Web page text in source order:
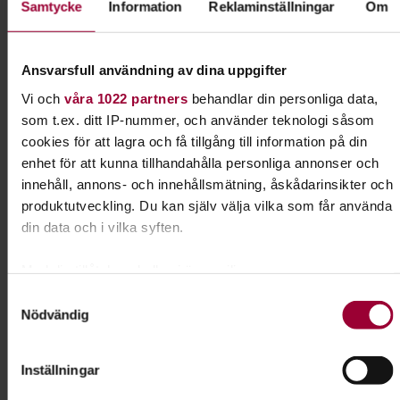
Samtycke Information Reklaminställningar Om
Ansvarsfull användning av dina uppgifter
Vi och våra 1022 partnersbehandlar din personliga data,
som t.ex. ditt IP-nummer, och använder teknologi såsom
cookies för att lagra och få tillgång till information på din
enhet för att kunna tillhandahålla personliga annonser och
innehåll, annons- och innehållsmätning, åskådarinsikter och
produktutveckling. Du kan själv välja vilka som får använda
din data och i vilka syften.
kan ha en noggrannhet på upp till flera meter
Ta reda på mer om hur dina personliga uppgifter behandlas
Nödvändig
Inställningar
Ledarutbildning
Att vara ledare inom folkbildningen är att göra
skillnad på riktigt. Du skapar möten där
människor får växa, upptäcka nya intressen,
utveckla sina kunskaper och känna gemenskap. I
Liknande kurser inom